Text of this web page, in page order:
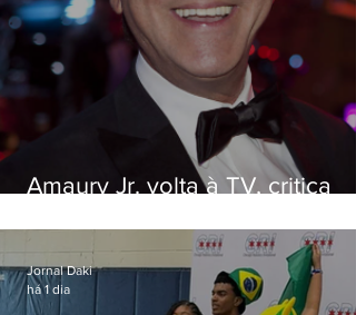
Amaury Jr. volta à TV, critica
viraram colunistas de si
Jornal Daki
há 1 dia